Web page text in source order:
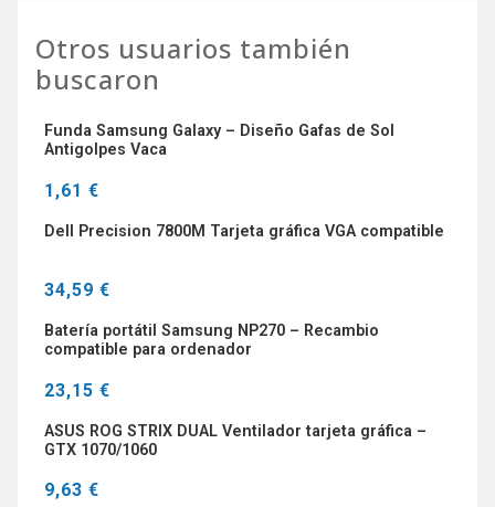
Otros usuarios también
buscaron
Funda Samsung Galaxy – Diseño Gafas de Sol
Antigolpes Vaca
1,61 €
Dell Precision 7800M Tarjeta gráfica VGA compatible
34,59 €
Batería portátil Samsung NP270 – Recambio
compatible para ordenador
23,15 €
ASUS ROG STRIX DUAL Ventilador tarjeta gráfica –
GTX 1070/1060
9,63 €